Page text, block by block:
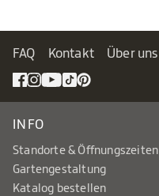
FAQ Kontakt Über uns
INFO
Standorte & Öffnungszeiten
Gartengestaltung
Katalog bestellen